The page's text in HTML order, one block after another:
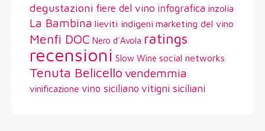
degustazioni fiere del vino infografica inzolia
La Bambina lieviti indigeni marketing del vino
Menfi DOC Nero d'Avola ratings
recensioni Slow Wine social networks
Tenuta Belicello vendemmia
vinificazione vino siciliano vitigni siciliani